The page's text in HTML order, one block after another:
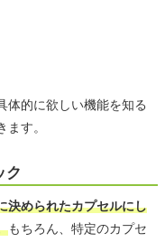
体的に欲しい機能を知る
す。
ク
決められたカプセルにし
もちろん、特定のカプセ